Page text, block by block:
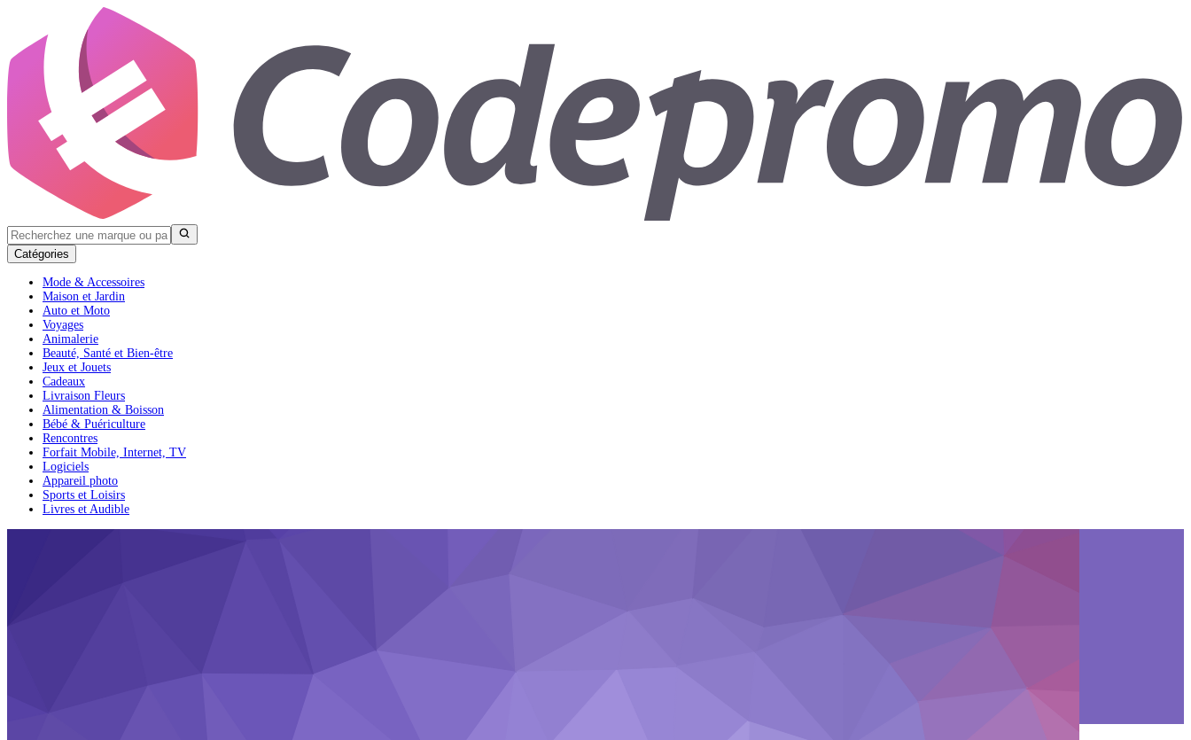
Catégories
Mode & Accessoires
Maison et Jardin
Auto et Moto
Voyages
Animalerie
Beauté, Santé et Bien-être
Jeux et Jouets
Cadeaux
Livraison Fleurs
Alimentation & Boisson
Bébé & Puériculture
Rencontres
Forfait Mobile, Internet, TV
Logiciels
Appareil photo
Sports et Loisirs
Livres et Audible